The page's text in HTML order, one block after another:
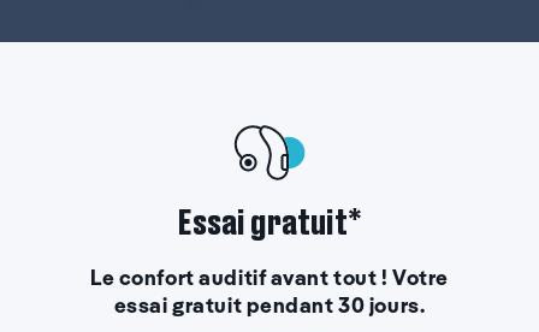
Essai gratuit*
Le confort auditif avant tout ! Votre
essai gratuit pendant 30 jours.